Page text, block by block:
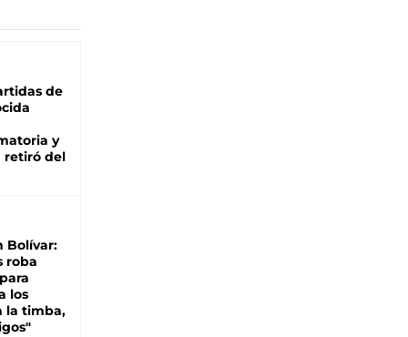
de
y
retiró del
Bolívar:
roba
los
la timba,